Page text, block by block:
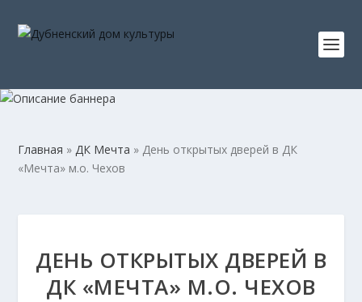
Главная »ДК Мечта » День открытых дверей в ДК
«Мечта» м.о. Чехов
ДЕНЬ ОТКРЫТЫХ ДВЕРЕЙ В
ДК «МЕЧТА» М.О. ЧЕХОВ